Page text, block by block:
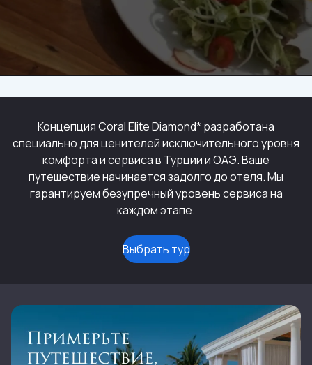
Концепция Coral Elite Diamond* разработана
специально для ценителей исключительного уровня
комфорта и сервиса в Турции и ОАЭ. Ваше
путешествие начинается задолго до отеля. Мы
гарантируем безупречный уровень сервиса на
каждом этапе.
Выбрать тур